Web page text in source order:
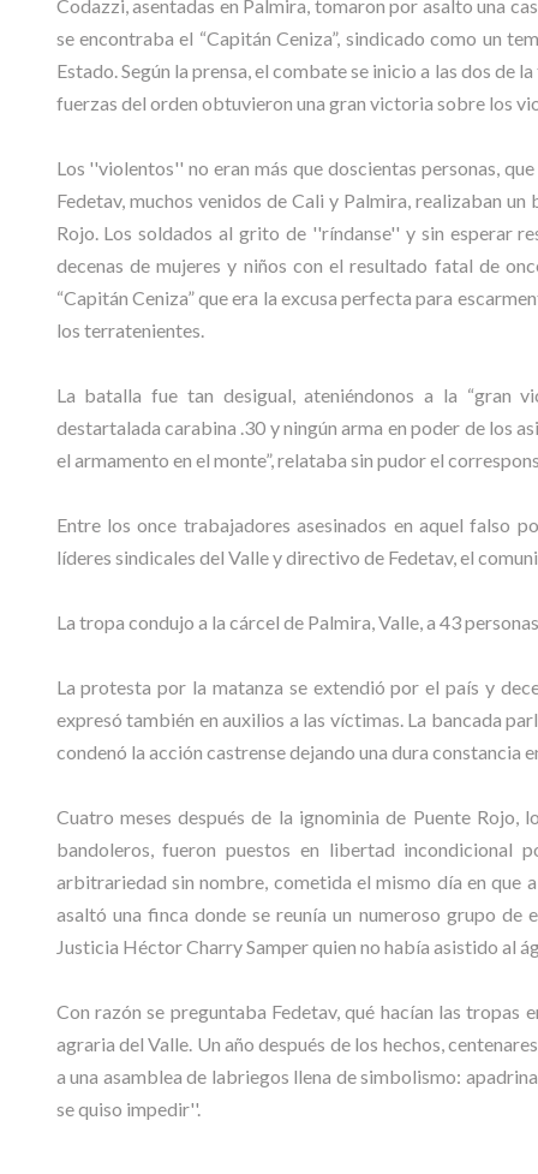
Codazzi, asentadas en Palmira, tomaron por asalto una
se encontraba el “Capitán Ceniza”, sindicado como un
Estado. Según la prensa, el combate se inicio a las dos de
fuerzas del orden obtuvieron una gran victoria sobre los
Los ''violentos'' no eran más que doscientas personas,
Fedetav, muchos venidos de Cali y Palmira, realizaban
Rojo. Los soldados al grito de ''ríndanse'' y sin esperar
decenas de mujeres y niños con el resultado fatal de
“Capitán Ceniza” que era la excusa perfecta para
los terratenientes.
La batalla fue tan desigual, ateniéndonos a la “gran
destartalada carabina .30 y ningún arma en poder de los
el armamento en el monte”, relataba sin pudor el
Entre los once trabajadores asesinados en aquel falso
líderes sindicales del Valle y directivo de Fedetav, el
La tropa condujo a la cárcel de Palmira, Valle, a 43
La protesta por la matanza se extendió por el país y
expresó también en auxilios a las víctimas. La bancada
condenó la acción castrense dejando una dura constancia
Cuatro meses después de la ignominia de Puente
bandoleros, fueron puestos en libertad
arbitrariedad sin nombre, cometida el mismo día en que
asaltó una finca donde se reunía un numeroso grupo
Justicia Héctor Charry Samper quien no había asistido al
Con razón se preguntaba Fedetav, qué hacían las tropas
agraria del Valle. Un año después de los hechos,
a una asamblea de labriegos llena de simbolismo:
se quiso impedir''.